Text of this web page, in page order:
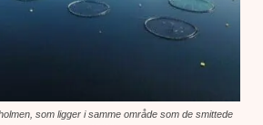
som ligger i samme område som de smittede